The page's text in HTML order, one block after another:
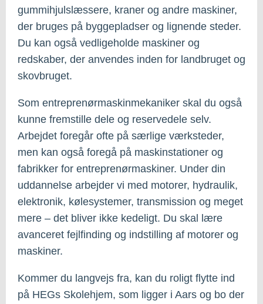
gummihjulslæssere, kraner og andre maskiner,
der bruges på byggepladser og lignende steder.
Du kan også vedligeholde maskiner og
redskaber, der anvendes inden for landbruget og
skovbruget.
Som entreprenørmaskinmekaniker skal du også
kunne fremstille dele og reservedele selv.
Arbejdet foregår ofte på særlige værksteder,
men kan også foregå på maskinstationer og
fabrikker for entreprenørmaskiner. Under din
uddannelse arbejder vi med motorer, hydraulik,
elektronik, kølesystemer, transmission og meget
mere – det bliver ikke kedeligt. Du skal lære
avanceret fejlfinding og indstilling af motorer og
maskiner.
Kommer du langvejs fra, kan du roligt flytte ind
på HEGs Skolehjem, som ligger i Aars og bo der